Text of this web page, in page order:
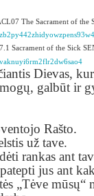
The Sacrament of the
Sacrament of the Sick
Dievas,
galbūt ir
Rašto.
už tave.
rankas ant
jus ant
„Tėve mūsų“